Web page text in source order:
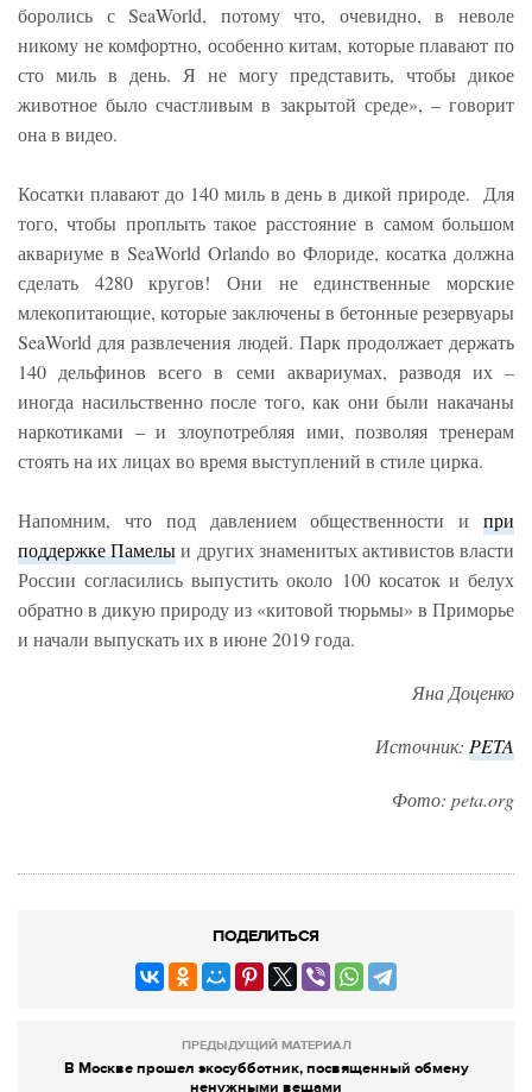
боролись с SeaWorld, потому что, очевидно, в неволе
никому не комфортно, особенно китам, которые плавают по
сто миль в день. Я не могу представить, чтобы дикое
животное было счастливым в закрытой среде», – говорит
она в видео.
Косатки плавают до 140 миль в день в дикой природе. Для
того, чтобы проплыть такое расстояние в самом большом
аквариуме в SeaWorld Orlando во Флориде, косатка должна
сделать 4280 кругов! Они не единственные морские
млекопитающие, которые заключены в бетонные резервуары
SeaWorld для развлечения людей. Парк продолжает держать
140 дельфинов всего в семи аквариумах, разводя их –
иногда насильственно после того, как они были накачаны
наркотиками – и злоупотребляя ими, позволяя тренерам
стоять на их лицах во время выступлений в стиле цирка.
Напомним, что под давлением общественности и при
поддержке Памелыи других знаменитых активистов власти
России согласились выпустить около 100 косаток и белух
обратно в дикую природу из «китовой тюрьмы» в Приморье
и начали выпускать их в июне 2019 года.
Яна Доценко
Источник: PETA
Фото: peta.org
ПОДЕЛИТЬСЯ
ПРЕДЫДУЩИЙ МАТЕРИАЛ
В Москве прошел экосубботник, посвященный обмену
ненужными вещами